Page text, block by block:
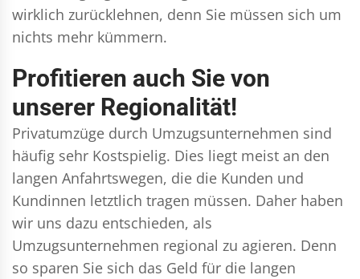
wirklich zurücklehnen, denn Sie müssen sich um
nichts mehr kümmern.
Profitieren auch Sie von
unserer Regionalität!
Privatumzüge durch Umzugsunternehmen sind
häufig sehr Kostspielig. Dies liegt meist an den
langen Anfahrtswegen, die die Kunden und
Kundinnen letztlich tragen müssen. Daher haben
wir uns dazu entschieden, als
Umzugsunternehmen regional zu agieren. Denn
so sparen Sie sich das Geld für die langen